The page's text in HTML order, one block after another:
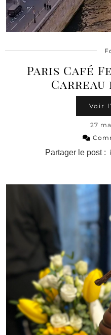
Paris Café
Carreau
Voir
27
Partager le post :